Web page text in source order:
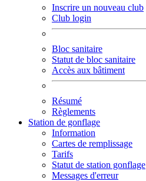
Inscrire un nouveau club
Club login
Bloc sanitaire
Statut de bloc sanitaire
Accès aux bâtiment
Résumé
Règlements
Station de gonflage
Information
Cartes de remplissage
Tarifs
Statut de station gonflage
Messages d'erreur